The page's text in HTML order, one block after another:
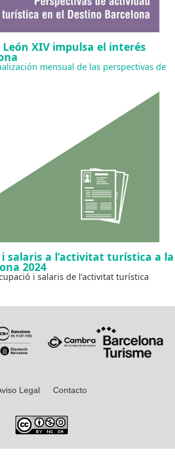
XIV impulsa el interés
mensual de las perspectivas de
salaris a l’activitat turística a la
2024
i salaris de l’activitat turística
Legal Contacto